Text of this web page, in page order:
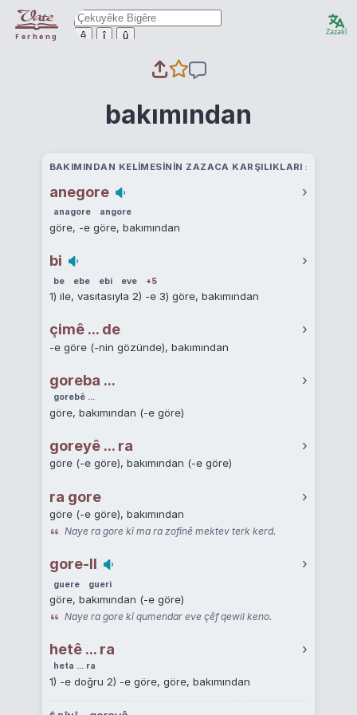
Ferheng ê î û Zazakî
bakımından
BAKIMINDAN KELIMESININ ZAZACA KARŞILIKLARI
anegore ›
anagore angore
göre, -e göre, bakımından
bi ›
be ebe ebi eve +5
1) ile, vasıtasıyla 2) -e 3) göre, bakımından
çimê ... de ›
-e göre (-nin gözünde), bakımından
goreba ... ›
gorebê ...
göre, bakımından (-e göre)
goreyê ... ra ›
göre (-e göre), bakımından (-e göre)
ra gore ›
göre (-e göre), bakımından
Naye ra gore kî ma ra zofînê mektev terk kerd.
gore-II ›
guere gueri
göre, bakımından (-e göre)
Naye ra gore kî qumendar eve çêf qewil keno.
hetê ... ra ›
heta ... ra
1) -e doğru 2) -e göre, göre, bakımından